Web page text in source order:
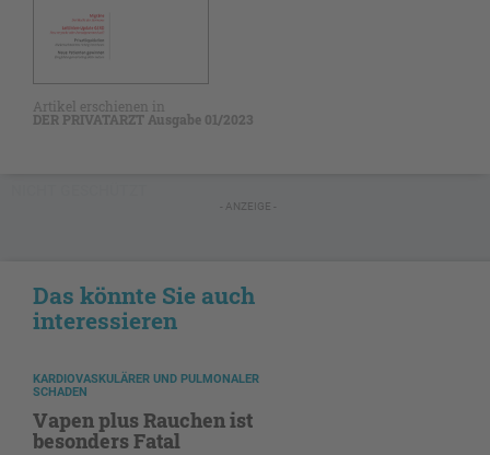
Artikel erschienen in
DER PRIVATARZT Ausgabe 01/2023
- ANZEIGE -
Das könnte Sie auch
interessieren
KARDIOVASKULÄRER UND PULMONALER
SCHADEN
Vapen plus Rauchen ist
besonders Fatal